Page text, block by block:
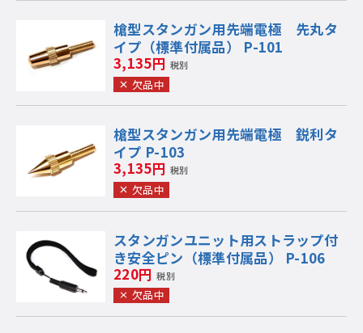
槍型スタンガン用先端電極 先丸タ
イプ（標準付属品） P-101
3,135円 税別
欠品中
槍型スタンガン用先端電極 鋭利タ
イプ P-103
3,135円 税別
欠品中
スタンガンユニット用ストラップ付
き安全ピン（標準付属品） P-106
220円 税別
欠品中